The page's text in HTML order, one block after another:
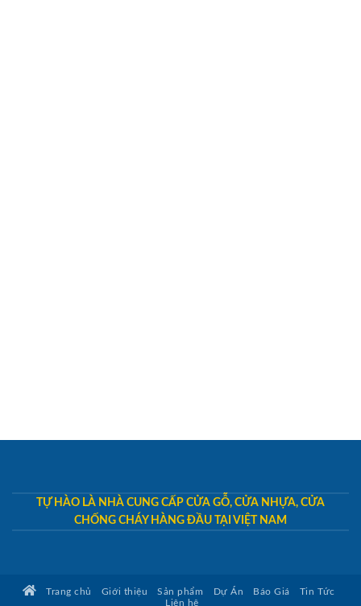
TỰ HÀO LÀ NHÀ CUNG CẤP CỬA GỖ, CỬA NHỰA, CỬA
CHỐNG CHÁY HÀNG ĐẦU TẠI VIỆT NAM
Trang chủ Giới thiệu Sản phẩm Dự Án Báo Giá
Tin Tức
Liên hệ